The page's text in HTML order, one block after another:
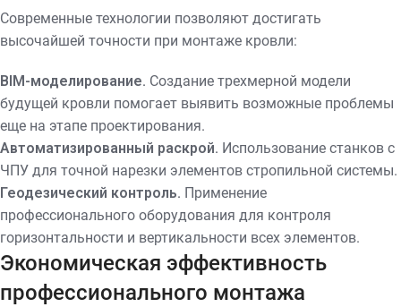
Современные технологии позволяют достигать
высочайшей точности при монтаже кровли:
BIM-моделирование. Создание трехмерной модели
будущей кровли помогает выявить возможные проблемы
еще на этапе проектирования.
Автоматизированный раскрой. Использование станков с
ЧПУ для точной нарезки элементов стропильной системы.
Геодезический контроль. Применение
профессионального оборудования для контроля
горизонтальности и вертикальности всех элементов.
Экономическая эффективность
профессионального монтажа